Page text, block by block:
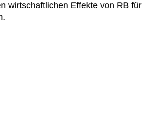
wirtschaftlichen Effekte von RB für